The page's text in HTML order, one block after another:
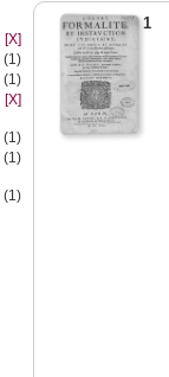
[X]
(1)
(1)
[X]
(1)
(1)
(1)
1